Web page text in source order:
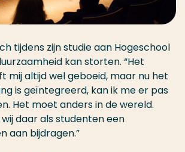
tijdens zijn studie aan Hogeschool
kan storten. “Het
mij altijd wel geboeid, maar nu het
is geïntegreerd, kan ik me er pas
Het moet anders in de wereld.
daar als studenten een
aan bijdragen.”